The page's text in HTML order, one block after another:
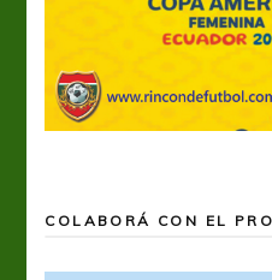
COLABORÁ CON EL